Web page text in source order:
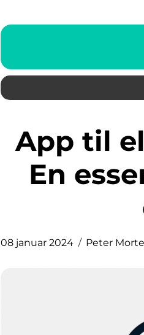
App til elpriser time for time:
En
08 januar 2024 Peter